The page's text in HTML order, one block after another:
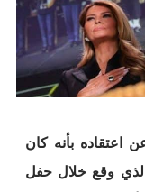
اعتقاده بأنه كان
وقع خلال حفل